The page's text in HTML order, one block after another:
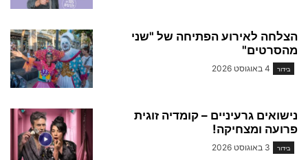
הצלחה לאירוע הפתיחה של "שני
מהסרטים"
בידור 4 באוגוסט 2026
נישואים גרעיניים – קומדיה זוגית
פרועה ומצחיקה!
בידור 3 באוגוסט 2026